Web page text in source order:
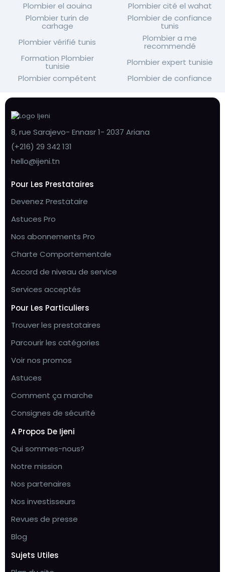
Plombier el aouina
Plombier cité el wahat
Plombier turin de
carhage
Plombier de confiance
tunis
Plombier vérifié tunis
Plombier a me
recommendé
Formation Plombier
tunisie
Plombier expert tunisie
Plombier compétent
Plombier de confiance
8, rue Sarajevo- Ennasr 1- 2037 Ariana
(+216) 29 342 131
hello@ijeni.tn
Pour Les Prestataires
Devenez Prestataire
Astuces Pro
Nos abonnements Pro
Charte Comportementale
Accord de niveau de service
Services acceptés
Pour Les Particuliers
Trouver les prestataires
Parcourir les catégories
Voir nos promos
Astuces
Comment ça marche
Consignes de sécurité
A Propos De Ijeni
Qui sommes-nous?
Notre mission
Nos partenaires
Nos investisseurs
Revues de presse
Blog
Sujets Utiles